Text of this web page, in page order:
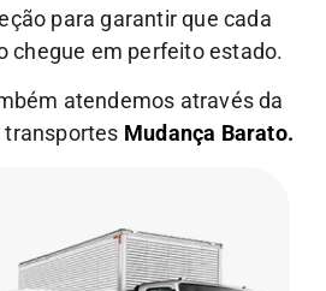
para garantir que cada
chegue em perfeito estado.
atendemos através da
transportes Mudança Barato.